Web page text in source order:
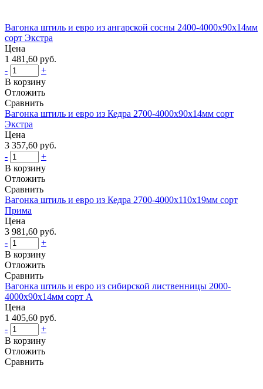
Вагонка штиль и евро из ангарской сосны 2400-4000х90х14мм
сорт Экстра
Цена
1 481,60 руб.
-
+
В корзину
Отложить
Сравнить
Вагонка штиль и евро из Кедра 2700-4000х90х14мм сорт
Экстра
Цена
3 357,60 руб.
-
+
В корзину
Отложить
Сравнить
Вагонка штиль и евро из Кедра 2700-4000х110х19мм сорт
Прима
Цена
3 981,60 руб.
-
+
В корзину
Отложить
Сравнить
Вагонка штиль и евро из сибирской лиственницы 2000-
4000х90х14мм сорт А
Цена
1 405,60 руб.
-
+
В корзину
Отложить
Сравнить